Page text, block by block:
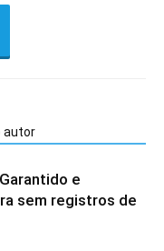
autor
e
sem registros de